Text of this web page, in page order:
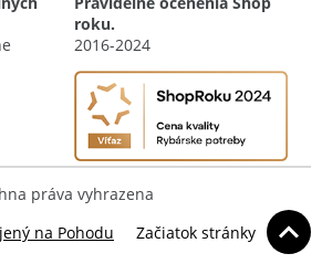
roku.
2016-2024
práva vyhrazena
na Pohodu
Začiatok stránky